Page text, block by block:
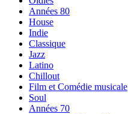
Années 80
House
Indie
Classique
Jazz
Latino
Chillout
Film et Comédie musicale
Soul
Années 70